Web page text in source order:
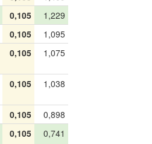
0,105
1,229
0,105
1,095
0,105 1,075
0,105 1,038
0,105
0,898
0,105 0,741